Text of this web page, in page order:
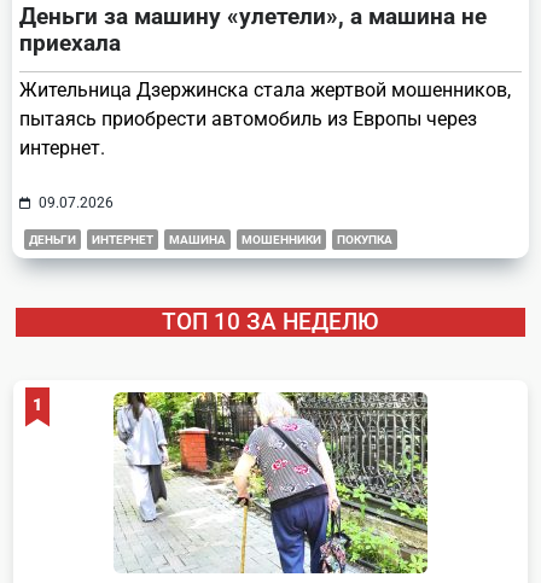
Деньги за машину «улетели», а машина не
приехала
Жительница Дзержинска стала жертвой мошенников,
пытаясь приобрести автомобиль из Европы через
интернет.
09.07.2026
ДЕНЬГИ ИНТЕРНЕТ МАШИНА МОШЕННИКИ ПОКУПКА
ТОП 10 ЗА НЕДЕЛЮ